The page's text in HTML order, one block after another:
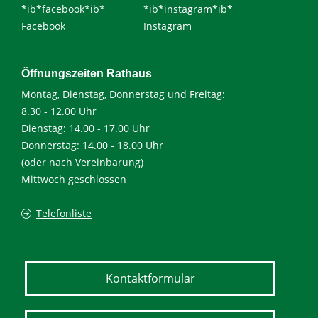
*ib*facebook*ib*
Facebook
*ib*instagram*ib*
Instagram
Öffnungszeiten Rathaus
Montag, Dienstag, Donnerstag und Freitag:
8.30 - 12.00 Uhr
Dienstag: 14.00 - 17.00 Uhr
Donnerstag: 14.00 - 18.00 Uhr
(oder nach Vereinbarung)
Mittwoch geschlossen
Telefonliste
Kontaktformular